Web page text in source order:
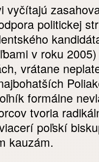
vyčítajú
politickej
v roku
vrátane
formálne
tvoria
poľskí
kauzám.